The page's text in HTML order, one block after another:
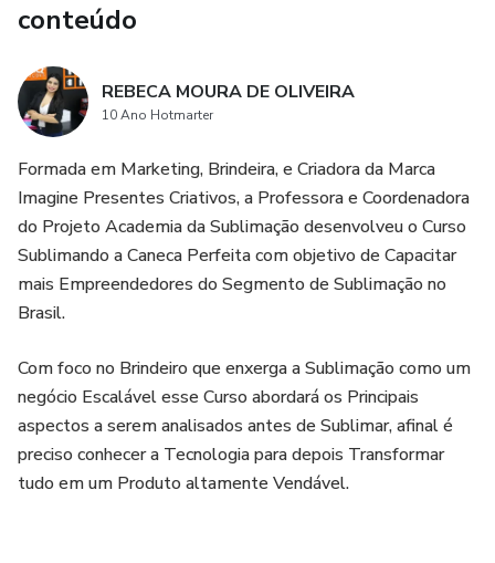
conteúdo
REBECA MOURA DE OLIVEIRA
10 Ano Hotmarter
Formada em Marketing, Brindeira, e Criadora da Marca
Imagine Presentes Criativos, a Professora e Coordenadora
do Projeto Academia da Sublimação desenvolveu o Curso
Sublimando a Caneca Perfeita com objetivo de Capacitar
mais Empreendedores do Segmento de Sublimação no
Brasil.
Com foco no Brindeiro que enxerga a Sublimação como um
negócio Escalável esse Curso abordará os Principais
aspectos a serem analisados antes de Sublimar, afinal é
preciso conhecer a Tecnologia para depois Transformar
tudo em um Produto altamente Vendável.